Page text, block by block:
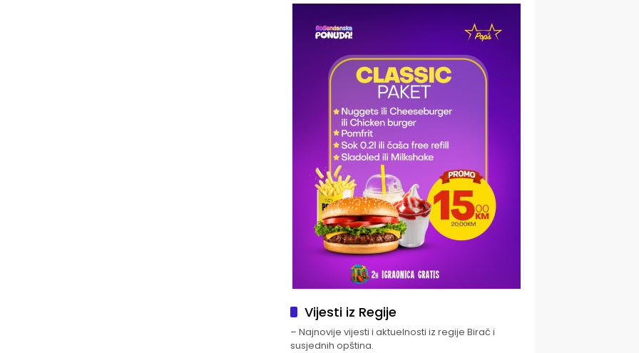
Vijesti iz Regije
– Najnovije vijesti i aktuelnosti iz regije Birač i
susjednih opština.